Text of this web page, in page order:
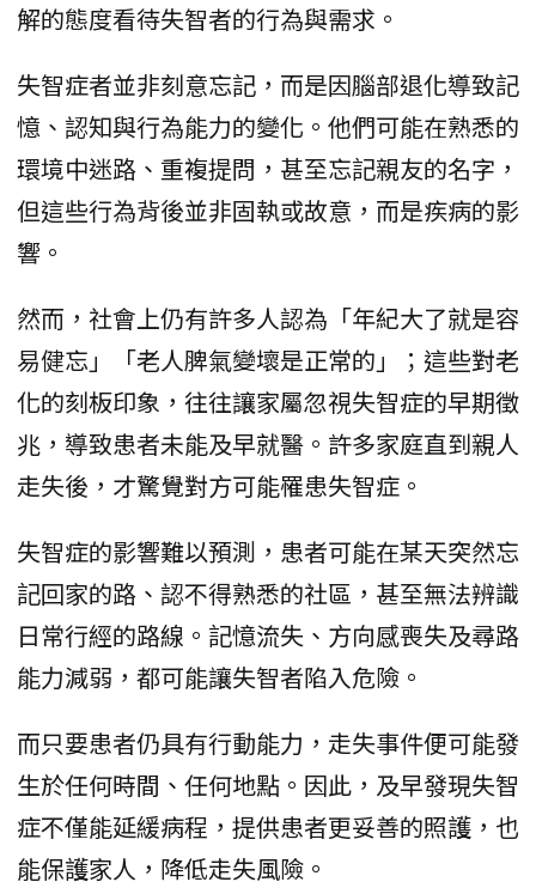
解的態度看待失智者的行為與需求。
失智症者並非刻意忘記，而是因腦部退化導致記
憶、認知與行為能力的變化。他們可能在熟悉的
環境中迷路、重複提問，甚至忘記親友的名字，
但這些行為背後並非固執或故意，而是疾病的影
響。
然而，社會上仍有許多人認為「年紀大了就是容
易健忘」「老人脾氣變壞是正常的」；這些對老
化的刻板印象，往往讓家屬忽視失智症的早期徵
兆，導致患者未能及早就醫。許多家庭直到親人
走失後，才驚覺對方可能罹患失智症。
失智症的影響難以預測，患者可能在某天突然忘
記回家的路、認不得熟悉的社區，甚至無法辨識
日常行經的路線。記憶流失、方向感喪失及尋路
能力減弱，都可能讓失智者陷入危險。
而只要患者仍具有行動能力，走失事件便可能發
生於任何時間、任何地點。因此，及早發現失智
症不僅能延緩病程，提供患者更妥善的照護，也
能保護家人，降低走失風險。